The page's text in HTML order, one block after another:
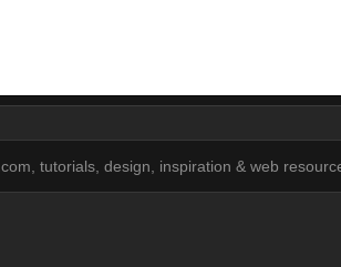
tutorials, design, inspiration & web